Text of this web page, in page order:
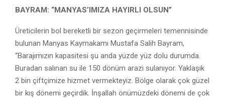
BAYRAM: “MANYAS’IMIZA HAYIRLI OLSUN”
Üreticilerin bol bereketli bir sezon geçirmeleri temennisinde
bulunan Manyas Kaymakamı Mustafa Salih Bayram,
“Barajımızın kapasitesi şu anda yüzde yüz dolu durumda.
Buradan salınan su ile 150 dönüm arazi sulanıyor. Yaklaşık
2 bin çiftçimize hizmet vermekteyiz. Bölge olarak çok güzel
bir kış dönemi geçirdik. İnşallah önümüzdeki dönemi de çok